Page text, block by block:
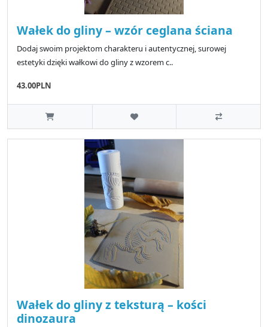
Wałek do gliny – wzór ceglana ściana
Dodaj swoim projektom charakteru i autentycznej, surowej
estetyki dzięki wałkowi do gliny z wzorem c..
43.00PLN
Wałek do gliny z teksturą – kości
dinozaura